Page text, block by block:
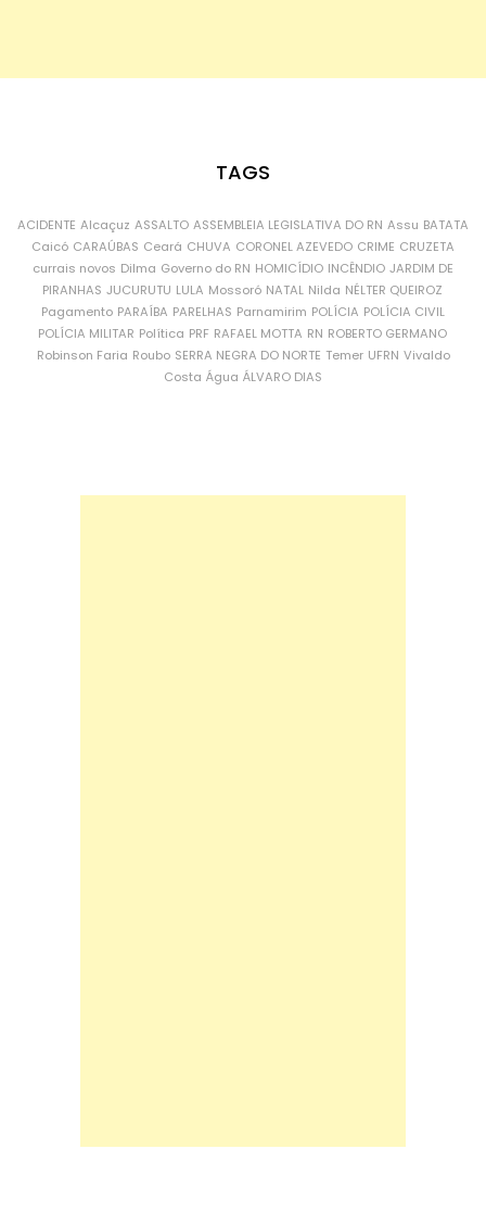
TAGS
ACIDENTE Alcaçuz ASSALTO ASSEMBLEIA LEGISLATIVA DO RN Assu BATATA
Caicó CARAÚBAS Ceará CHUVA CORONEL AZEVEDO CRIME CRUZETA
currais novos Dilma Governo do RN HOMICÍDIO INCÊNDIO JARDIM DE
PIRANHAS JUCURUTU LULA Mossoró NATAL Nilda NÉLTER QUEIROZ
Pagamento PARAÍBA PARELHAS Parnamirim POLÍCIA POLÍCIA CIVIL
POLÍCIA MILITAR Política PRF RAFAEL MOTTA RN ROBERTO GERMANO
Robinson Faria Roubo SERRA NEGRA DO NORTE Temer UFRN Vivaldo
Costa Água ÁLVARO DIAS